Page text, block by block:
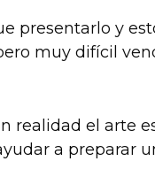
presentarlo y
muy difícil
realidad el arte
a preparar